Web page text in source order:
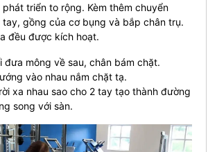
triển to rộng. Kèm thêm chuyển
gồng của cơ bụng và bắp chân trụ.
đều được kích hoạt.
đưa mông về sau, chân bám chặt.
vào nhau nắm chặt tạ.
xa nhau sao cho 2 tay tạo thành đường
song với sàn.